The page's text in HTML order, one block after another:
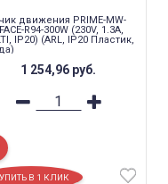
движения PRIME-MW-
R94-300W (230V, 1.3A,
IP20) (ARL, IP20 Пластик,
1 254,96 руб.